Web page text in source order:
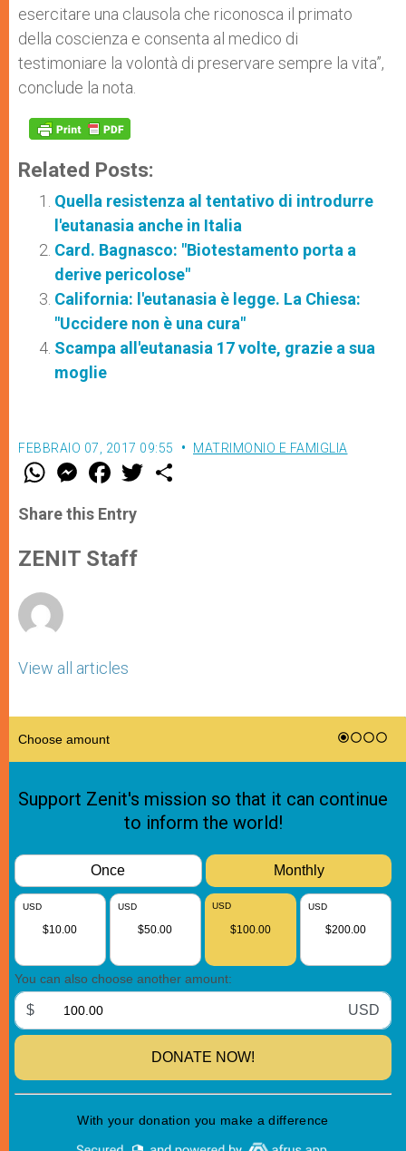
esercitare una clausola che riconosca il primato
della coscienza e consenta al medico di
testimoniare la volontà di preservare sempre la vita”,
conclude la nota.
Related Posts:
Quella resistenza al tentativo di introdurre
l'eutanasia anche in Italia
Card. Bagnasco: "Biotestamento porta a
derive pericolose"
California: l'eutanasia è legge. La Chiesa:
"Uccidere non è una cura"
Scampa all'eutanasia 17 volte, grazie a sua
moglie
FEBBRAIO 07, 2017 09:55 MATRIMONIO E FAMIGLIA
W
t
s
p
p
M
e
s
e
g
e
F
a
e
b
o
k
w
Share this Entry
ZENIT Staff
View all articles